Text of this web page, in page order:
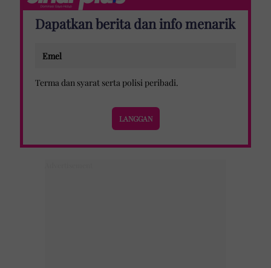
Dapatkan berita dan info menarik
Terma dan syarat serta polisi peribadi.